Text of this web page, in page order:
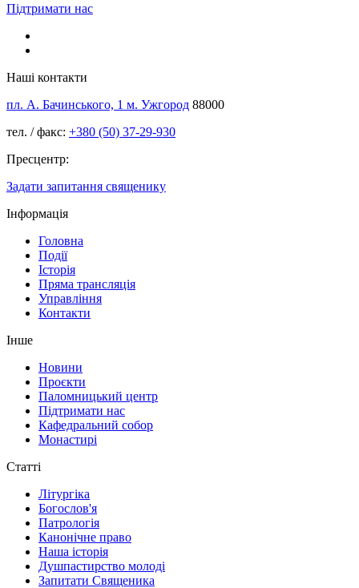
Підтримати нас
Наші контакти
пл. А. Бачинського, 1 м. Ужгород 88000
тел. / факс: +380 (50) 37-29-930
Пресцентр:
Задати запитання священику
Інформація
Головна
Події
Історія
Пряма трансляція
Управління
Контакти
Інше
Новини
Проєкти
Паломницький центр
Підтримати нас
Кафедральний собор
Монастирі
Статті
Літургіка
Богослов'я
Патрологія
Канонічне право
Наша історія
Душпастирство молоді
Запитати Священика